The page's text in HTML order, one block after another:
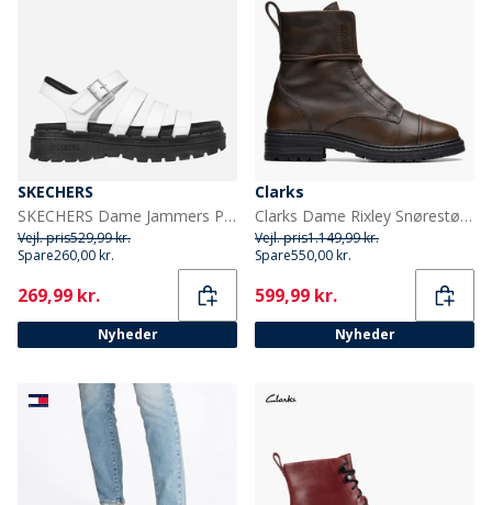
SKECHERS
SKECHERS Dame Jammers Poppin Sandaler Hvid
Vejl. pris529,99 kr.
Spare260,00 kr.
Current
269,99 kr.
Nyheder
Clarks
Clarks Dame Rixley Snørestøvler Dark Brown Leather
Vejl. pris1.149,99 kr.
Spare550,00 kr.
Current
599,99 kr.
Nyheder